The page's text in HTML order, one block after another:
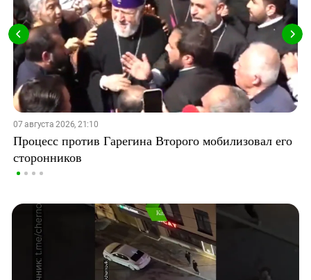
07 августа 2026, 21:10
Процесс против Гарегина Второго мобилизовал его
сторонников